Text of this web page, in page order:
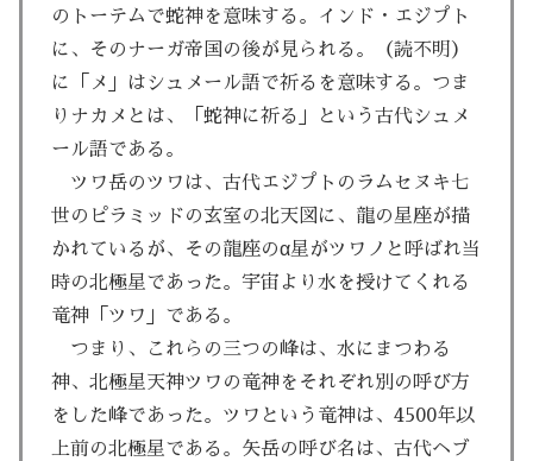
のトーテムで蛇神を意味する。インド・エジプト
に、そのナーガ帝国の後が見られる。（読不明）
に「メ」はシュメール語で祈るを意味する。つま
りナカメとは、「蛇神に祈る」という古代シュメ
ール語である。
ツワ岳のツワは、古代エジプトのラムセヌキ七
世のピラミッドの玄室の北天図に、龍の星座が描
かれているが、その龍座のα星がツワノと呼ばれ当
時の北極星であった。宇宙より水を授けてくれる
竜神「ツワ」である。
つまり、これらの三つの峰は、水にまつわる
神、北極星天神ツワの竜神をそれぞれ別の呼び方
をした峰であった。ツワという竜神は、4500年以
上前の北極星である。矢岳の呼び名は、古代ヘブ